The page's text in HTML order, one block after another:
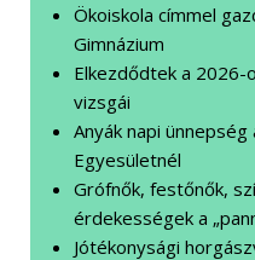
Ökoiskola címmel
Gimnázium
Elkezdődtek a
vizsgái
Anyák napi
Egyesületnél
Grófnők, festőnők,
érdekességek a
Jótékonysági